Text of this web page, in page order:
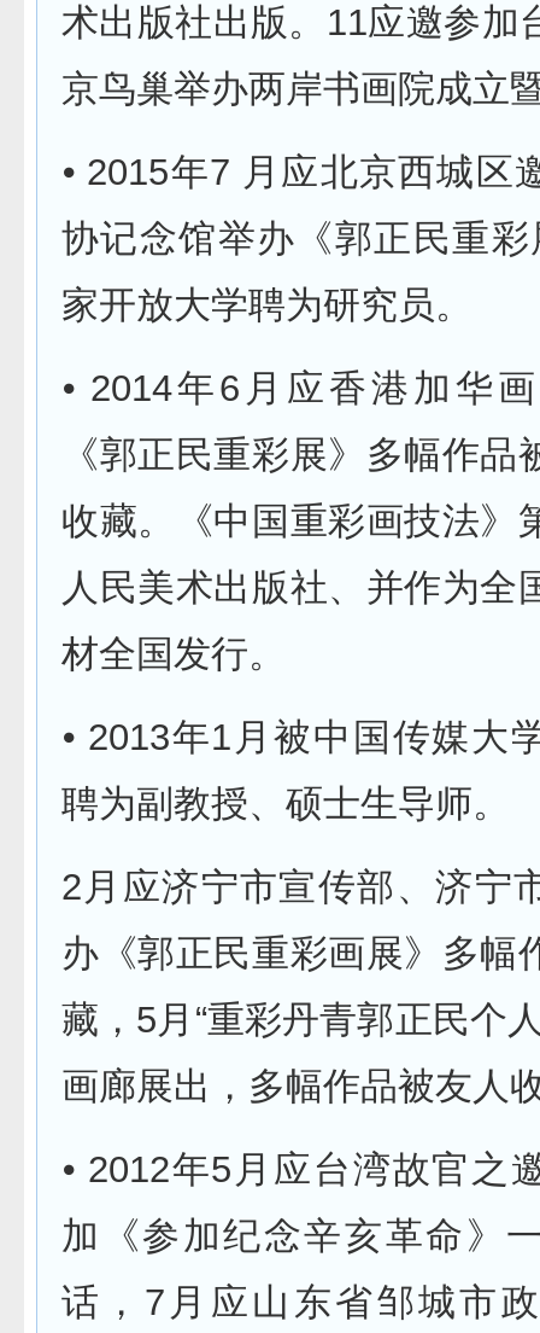
术出版社出版。11应邀参加
京鸟巢举办两岸书画院成立
⦁ 2015年7 月应北京西城区
协记念馆举办《郭正民重
家开放大学聘为研究员。
⦁ 2014年6月应香港加华
《郭正民重彩展》多幅作品
收藏。《中国重彩画技法》
人民美术出版社、并作为全
材全国发行。
⦁ 2013年1月被中国传媒大
聘为副教授、硕士生导师。
2月应济宁市宣传部、济宁
办《郭正民重彩画展》多幅
藏，5月“重彩丹青郭正民个
画廊展出，多幅作品被友人
⦁ 2012年5月应台湾故官之
加《参加纪念辛亥革命》
话，7月应山东省邹城市